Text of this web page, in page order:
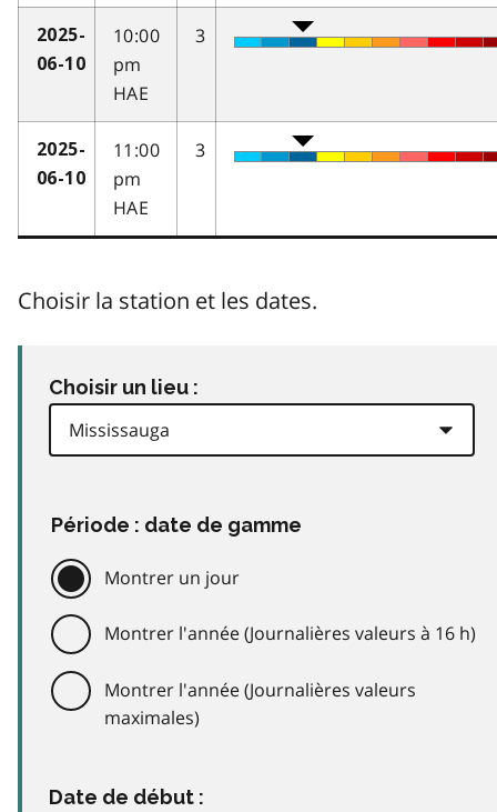
2025-
06-10
10:00
pm
HAE
3
2025-
06-10
11:00
pm
HAE
3
Choisir la station et les dates.
Choisir un lieu :
Période : date de gamme
Montrer un jour
Montrer l'année (Journalières valeurs à 16 h)
Montrer l'année (Journalières valeurs
maximales)
Date de début :